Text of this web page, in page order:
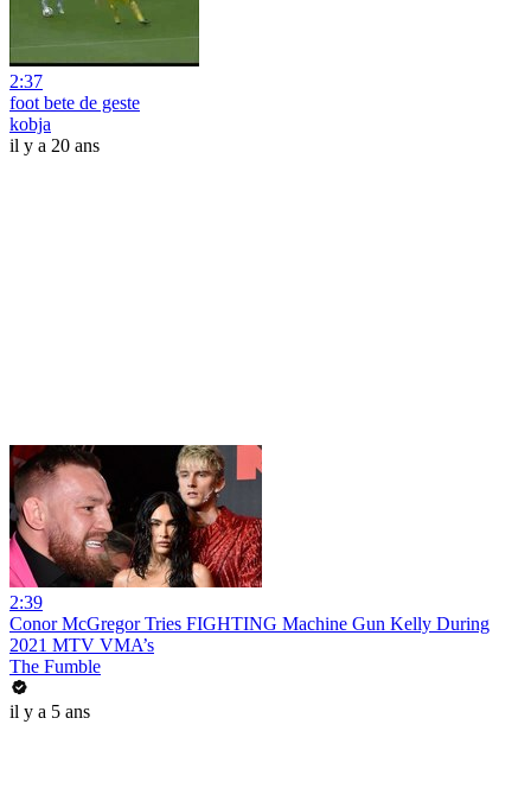
2:37
foot bete de geste
kobja
il y a 20 ans
2:39
Conor McGregor Tries FIGHTING Machine Gun Kelly During
2021 MTV VMA’s
The Fumble
il y a 5 ans